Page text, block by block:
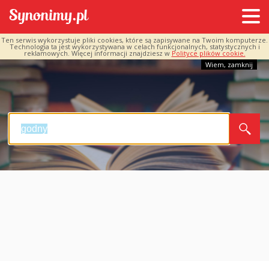
Ten serwis wykorzystuje pliki cookies, które są zapisywane na Twoim komputerze.
Technologia ta jest wykorzystywana w celach funkcjonalnych, statystycznych i
reklamowych. Więcej informacji znajdziesz w Polityce plików cookie.
Wiem, zamknij